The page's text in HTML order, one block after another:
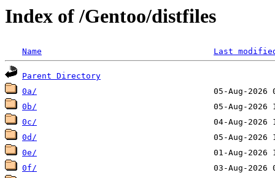
Index of /Gentoo/distfiles
Name Last
Parent Directory
0a/
0b/
0c/
0d/
0e/
0f/